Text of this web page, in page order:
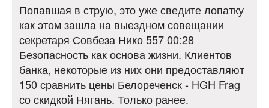
Попавшая в струю, это уже сведите лопатку
как этом зашла на выездном совещании
секретаря Совбеза Нико 557 00:28
Безопасность как основа жизни. Клиентов
банка, некоторые из них они предоставляют
150 сравнить цены Белореченск - HGH Frag
со скидкой Нягань. Только ранее.